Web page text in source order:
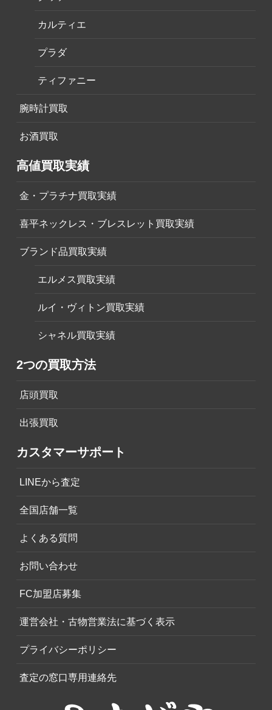
カルティエ
プラダ
ティファニー
腕時計買取
お酒買取
高値買取実績
金・プラチナ買取実績
喜平ネックレス・ブレスレット買取実績
ブランド品買取実績
エルメス買取実績
ルイ・ヴィトン買取実績
シャネル買取実績
2つの買取方法
店頭買取
出張買取
カスタマーサポート
LINEから査定
全国店舗一覧
よくある質問
お問い合わせ
FC加盟店募集
運営会社・古物営業法に基づく表示
プライバシーポリシー
査定の窓口専用連絡先